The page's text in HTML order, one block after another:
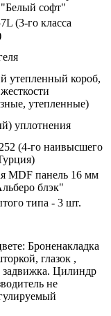
софт"
(3-го класса
утепленный короб,
утепленные)
уплотнения
(4-го наивысшего
MDF панель 16 мм
блэк"
типа - 3 шт.
Броненакладка
глазок ,
задвижка. Цилиндр
не